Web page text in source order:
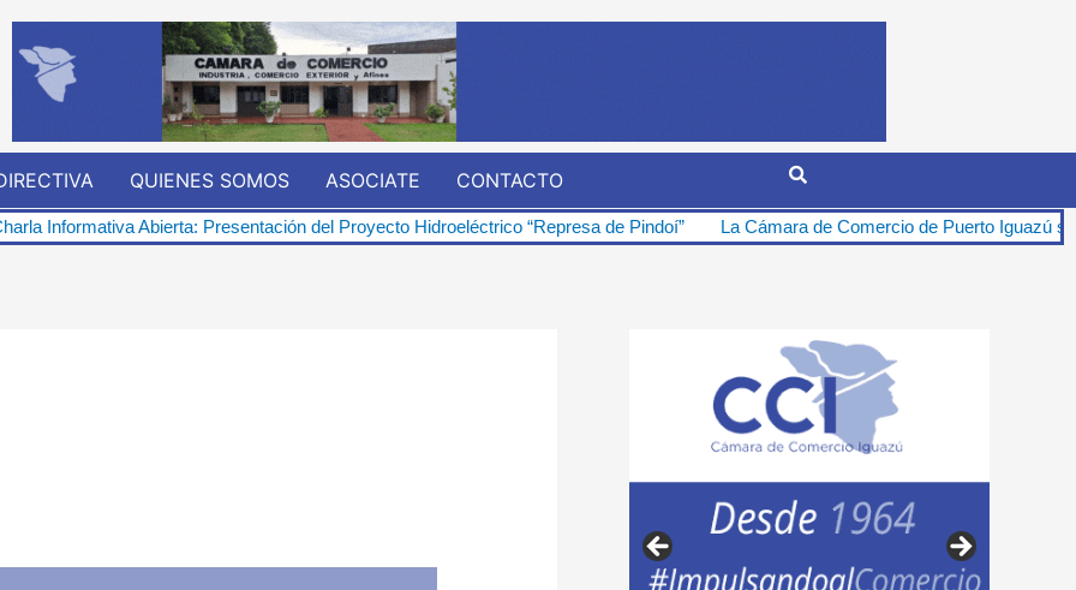
QUIENES SOMOS ASOCIATE CONTACTO
Presentación del Proyecto Hidroeléctrico “Represa de Pindoí” La Cámara de Comercio de Puerto Iguazú se opone firmemente